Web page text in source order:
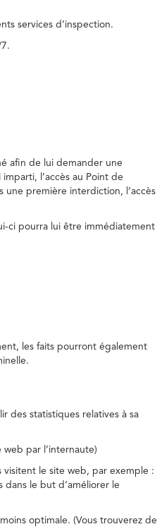
services d’inspection.
afin de lui demander une
l’accès au Point de
une première interdiction, l’accès
ci pourra lui être immédiatement
les faits pourront également
des statistiques relatives à sa
par l’internaute)
visitent le site web, par exemple :
le but d’améliorer le
optimale. (Vous trouverez de